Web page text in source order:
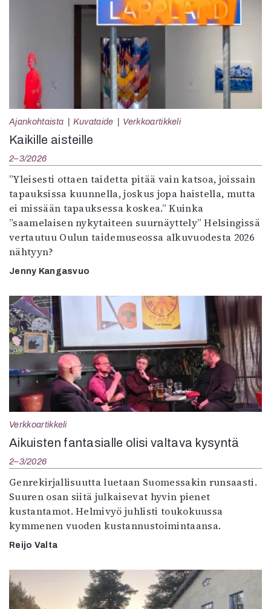
Ajankohtaista Kuvataide Verkkoartikkeli
Kaikille aisteille
2–3/2026
”Yleisesti ottaen taidetta pitää vain katsoa, joissain
tapauksissa kuunnella, joskus jopa haistella, mutta
ei missään tapauksessa koskea.” Kuinka
”saamelaisen nykytaiteen suurnäyttely” Helsingissä
vertautuu Oulun taidemuseossa alkuvuodesta 2026
nähtyyn?
Jenny Kangasvuo
Verkkoartikkeli
Aikuisten fantasialle olisi valtava kysyntä
2–3/2026
Genrekirjallisuutta luetaan Suomessakin runsaasti.
Suuren osan siitä julkaisevat hyvin pienet
kustantamot. Helmivyö juhlisti toukokuussa
kymmenen vuoden kustannustoimintaansa.
Reijo Valta